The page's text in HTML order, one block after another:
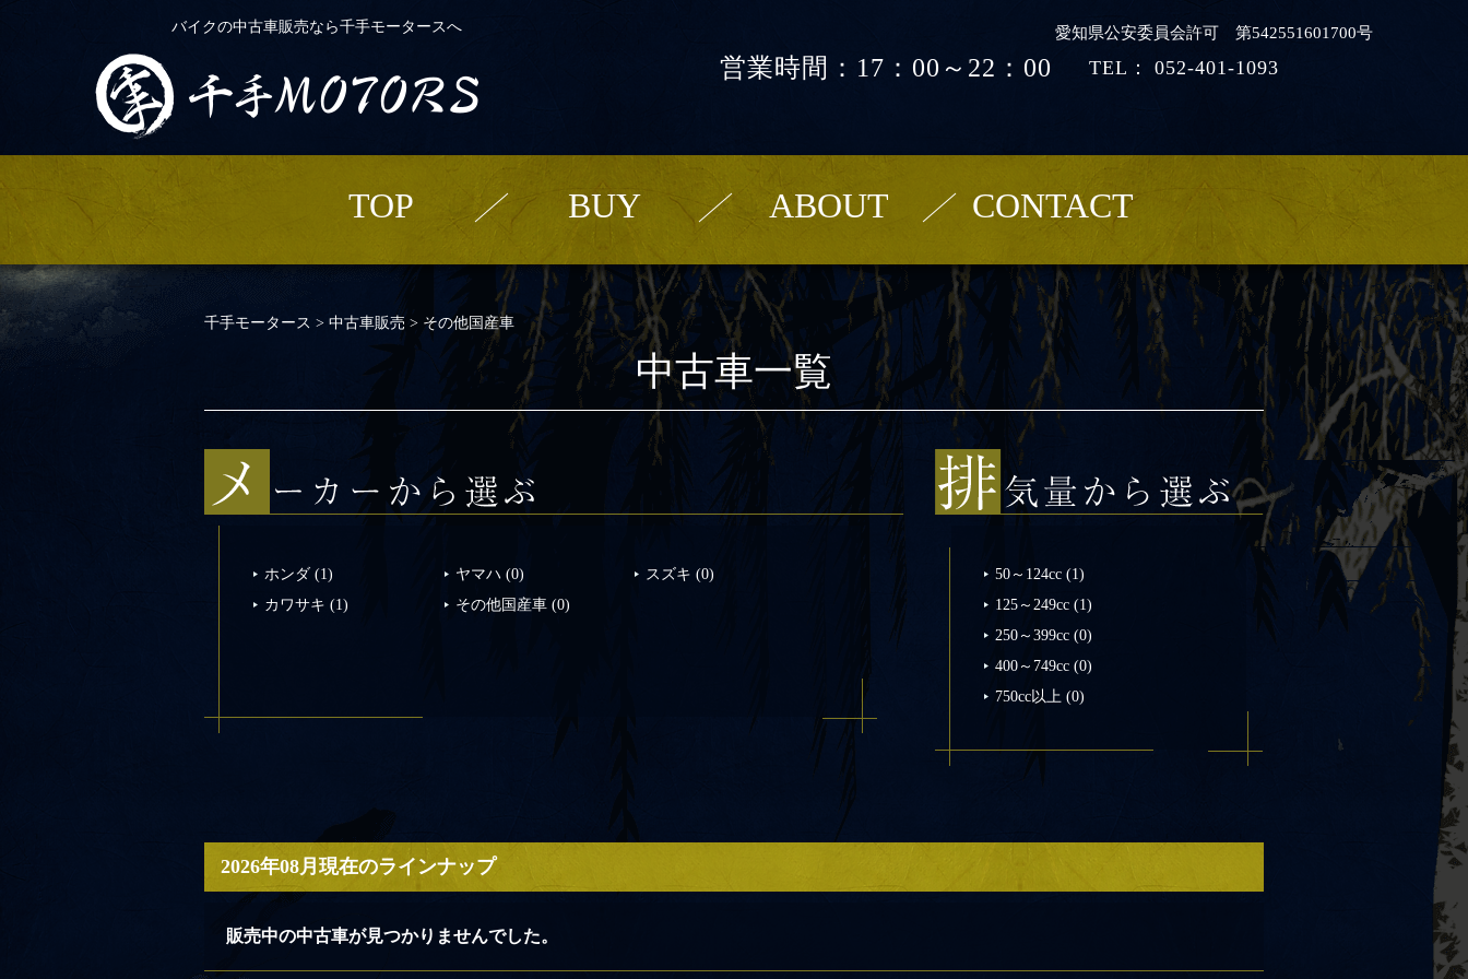
バイクの中古車販売なら千手モータースへ 愛知県公安委員会許可 第542551601700号
営業時間：17：00～22：00 TEL： 052-401-1093
TOP BUY ABOUT CONTACT
千手モータース > 中古車販売 > その他国産車
中古車一覧
ホンダ (1) ヤマハ (0) スズキ (0)
カワサキ (1) その他国産車(0)
50～124cc (1)
125～249cc (1)
250～399cc (0)
400～749cc (0)
750cc以上 (0)
2026年08月現在のラインナップ
販売中の中古車が見つかりませんでした。